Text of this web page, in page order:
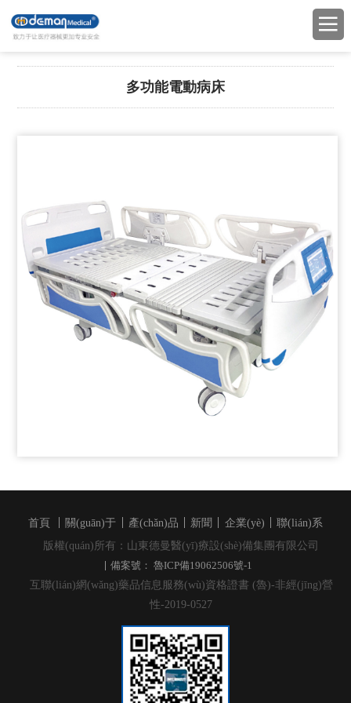
多功能電動病床
首頁 關(guān)于 產(chǎn)品 新聞 企業(yè)
聯(lián)系
版權(quán)所有：山東德曼醫(yī)療設(shè)備集團有限公司
備案號： 魯ICP備19062506號-1
互聯(lián)網(wǎng)藥品信息服務(wù)資格證書 (魯)-非經(jīng)營
性-2019-0527